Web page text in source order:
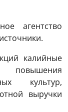
агентство
калийные
повышения
культур,
выручки